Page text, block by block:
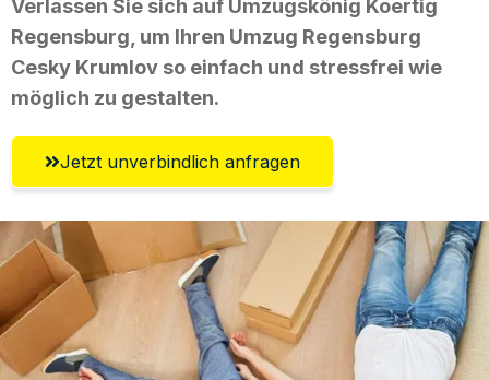
Verlassen Sie sich auf Umzugskönig Koertig
Regensburg, um Ihren Umzug Regensburg
Cesky Krumlov so einfach und stressfrei wie
möglich zu gestalten.
Jetzt unverbindlich anfragen